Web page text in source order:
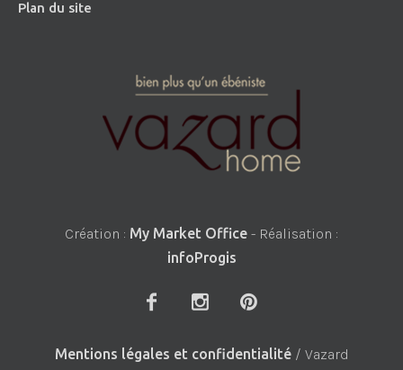
Plan du site
Création : My Market Office - Réalisation :
infoProgis
Mentions légales et confidentialité/ Vazard